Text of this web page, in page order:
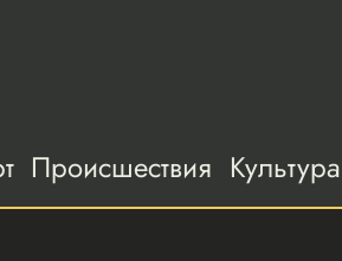
Происшествия Культура